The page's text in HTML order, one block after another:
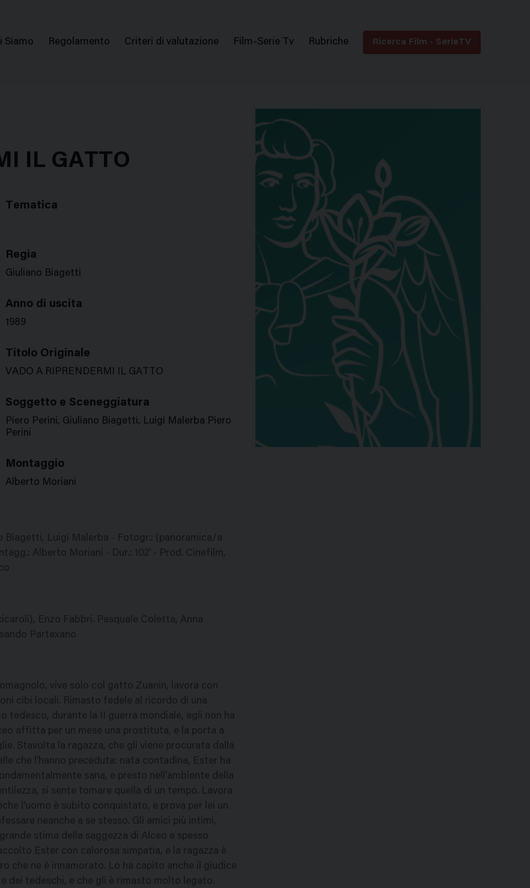
Siamo Regolamento Criteri di valutazione Film-Serie Tv Rubriche Ricerca Film - SerieTV
IL GATTO
Tematica
Regia
Giuliano Biagetti
Anno di uscita
1989
Titolo Originale
VADO A RIPRENDERMI IL GATTO
Soggetto e Sceneggiatura
Piero Perini, Giuliano Biagetti, Luigi Malerba Piero
Perini
Montaggio
Alberto Moriani
Biagetti, Luigi Malerba - Fotogr.: (panoramica/a
Alberto Moriani - Dur.: 102' - Prod. Cinefilm,
Enzo Fabbri. Pasquale Coletta, Anna
Partexano
vive solo col gatto Zuanin, lavora con
cibi locali. Rimasto fedele al ricordo di una
tedesco, durante la II guerra mondiale, egli non ha
affitta per un mese una prostituta, e la porta a
Stavolta la ragazza, che gli viene procurata dalla
che l'hanno preceduta: nata contadina, Ester ha
sana, e presto nell'ambiente della
si sente tomare quella di un tempo. Lavora
l'uomo è subito conquistato, e prova per lei un
neanche a se stesso. Gli amici più intimi,
stima della saggezza di Alceo e spesso
Ester con calorosa simpatia, e la ragazza è
che ne è innamorato. Lo ha capito anche il giudice
dei tedeschi, e che gli è rimasto molto legato.